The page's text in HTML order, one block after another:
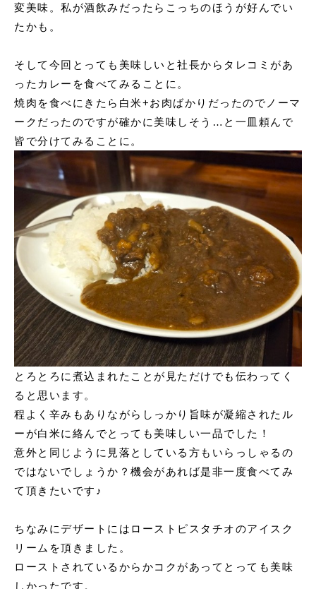
変美味。私が酒飲みだったらこっちのほうが好んでい
たかも。
そして今回とっても美味しいと社長からタレコミがあ
ったカレーを食べてみることに。
焼肉を食べにきたら白米+お肉ばかりだったのでノーマ
ークだったのですが確かに美味しそう…と一皿頼んで
皆で分けてみることに。
とろとろに煮込まれたことが見ただけでも伝わってく
ると思います。
程よく辛みもありながらしっかり旨味が凝縮されたル
ーが白米に絡んでとっても美味しい一品でした！
意外と同じように見落としている方もいらっしゃるの
ではないでしょうか？機会があれば是非一度食べてみ
て頂きたいです♪
ちなみにデザートにはローストピスタチオのアイスク
リームを頂きました。
ローストされているからかコクがあってとっても美味
しかったです。